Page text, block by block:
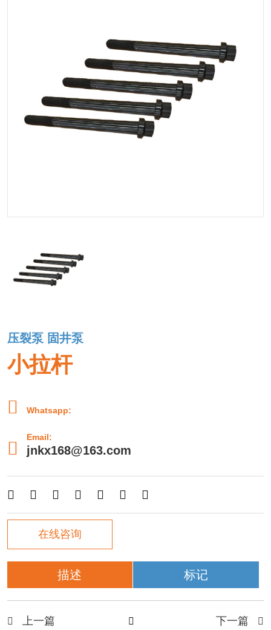
压裂泵 固井泵
小拉杆
 Whatsapp:

Email:
jnkx168@163.com
      
在线咨询
描述 标记
 上一篇  下一篇 